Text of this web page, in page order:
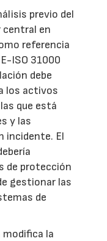
previo del
central en
referencia
ISO 31000
debe
los activos
que está
y las
incidente. El
de protección
gestionar las
de
la